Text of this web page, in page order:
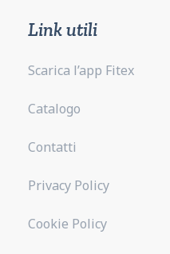
Link utili
Scarica l’app Fitex
Catalogo
Contatti
Privacy Policy
Cookie Policy